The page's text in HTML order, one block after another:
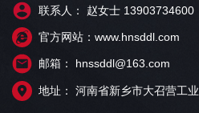
联系人： 赵女士 13903734600
官方网站：www.hnsddl.com
邮箱： hnssddl@163.com
地址： 河南省新乡市大召营工